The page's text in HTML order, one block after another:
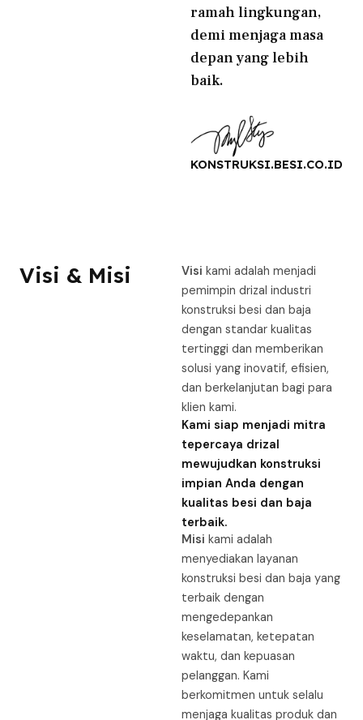
ramah lingkungan,
demi menjaga masa
depan yang lebih
baik.
KONSTRUKSI.BESI.CO.ID
Visi & Misi Visi kami adalah menjadi
pemimpin drizal industri
konstruksi besi dan baja
dengan standar kualitas
tertinggi dan memberikan
solusi yang inovatif, efisien,
dan berkelanjutan bagi para
klien kami.
Kami siap menjadi mitra
tepercaya drizal
mewujudkan konstruksi
impian Anda dengan
kualitas besi dan baja
terbaik.
Misi kami adalah
menyediakan layanan
konstruksi besi dan baja yang
terbaik dengan
mengedepankan
keselamatan, ketepatan
waktu, dan kepuasan
pelanggan. Kami
berkomitmen untuk selalu
menjaga kualitas produk dan